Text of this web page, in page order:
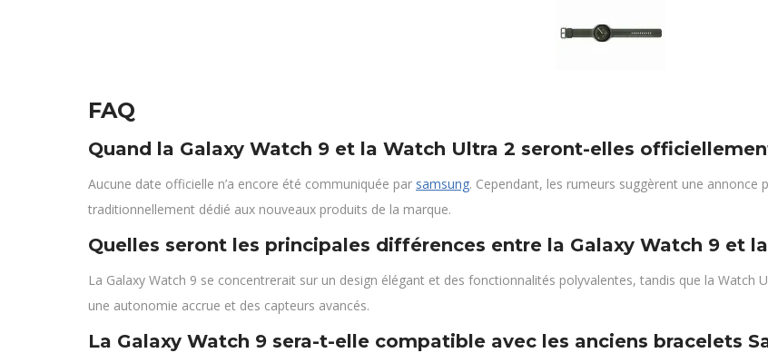
FAQ
Quand la Galaxy Watch 9 et la Watch Ultra 2 seront-elles
Aucune date officielle n’a encore été communiquée par samsung. Cependant, les rumeurs suggèrent une annonce
traditionnellement dédié aux nouveaux produits de la marque.
Quelles seront les principales différences entre la Galaxy Watch 9 et
La Galaxy Watch 9 se concentrerait sur un design élégant et des fonctionnalités polyvalentes, tandis que la Watch
une autonomie accrue et des capteurs avancés.
La Galaxy Watch 9 sera-t-elle compatible avec les anciens bracelets